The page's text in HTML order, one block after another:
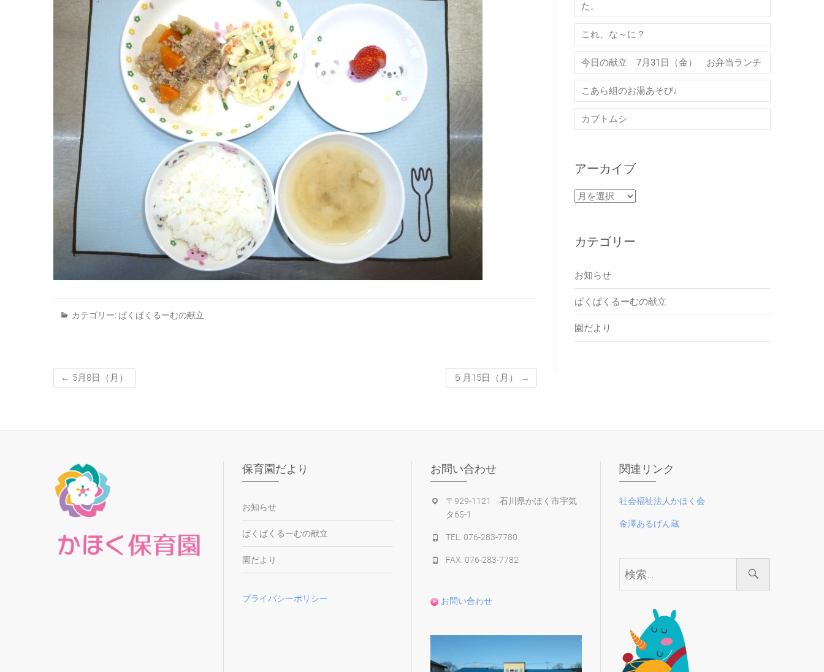
カテゴリー: ぱくぱくるーむの献立
← 5月8日（月） ５月15日（月） →
た。
これ、な～に？
今日の献立 7月31日（金） お弁当ランチ
こあら組のお湯あそび♩
カブトムシ
アーカイブ
ア
イ
ブ
カテゴリー
お知らせ
ぱくぱくるーむの献立
園だより
保育園だより
お知らせ
ぱくぱくるーむの献立
園だより
プライバシーポリシー
お問い合わせ
〒929-1121 石川県かほく市宇気
タ65-1
TEL. 076-283-7780
FAX. 076-283-7782
お問い合わせ
関連リンク
社会福祉法人かほく会
金澤あるげん蔵
索…